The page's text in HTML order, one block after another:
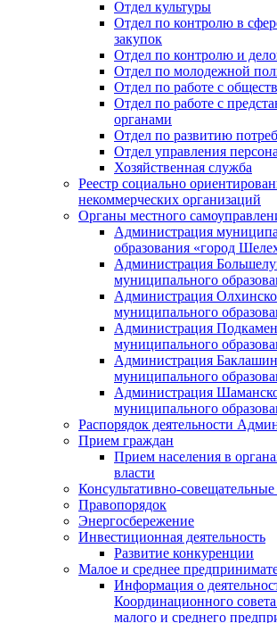
Отдел культуры
Отдел по контролю в
закупок
Отдел по контролю и
Отдел по молодежной
Отдел по работе с
Отдел по работе с
органами
Отдел по развитию
Отдел управления
Хозяйственная служба
Реестр социально
некоммерческих организаций
Органы местного
Администрация
образования «город
Администрация
муниципального
Администрация
муниципального
Администрация
муниципального
Администрация
муниципального
Администрация
муниципального
Распорядок деятельности
Прием граждан
Прием населения в
власти
Консультативно-
Правопорядок
Энергосбережение
Инвестиционная деятельность
Развитие конкуренции
Малое и среднее
Информация о
Координационного
малого и среднего